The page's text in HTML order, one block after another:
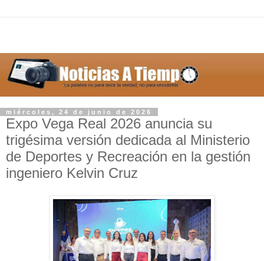
miércoles, 24 de junio de 2026
Expo Vega Real 2026 anuncia su
trigésima versión dedicada al Ministerio
de Deportes y Recreación en la gestión
ingeniero Kelvin Cruz